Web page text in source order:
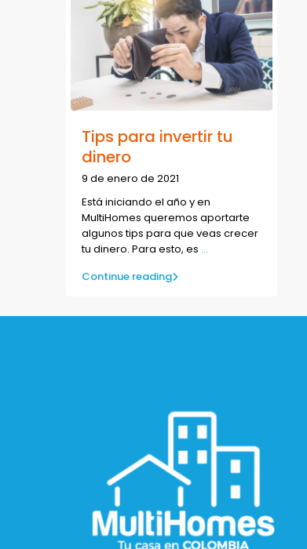
Tips para invertir tu
dinero
9 de enero de 2021
Está iniciando el año y en
MultiHomes queremos aportarte
algunos tips para que veas crecer
tu dinero. Para esto, es ...
Continue reading